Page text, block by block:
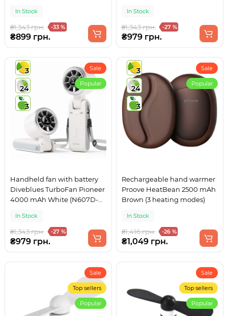
Yellow+Orange
In Stock
₴1,343 грн. -33 %
₴899 грн.
In Stock
₴1,343 грн. -27 %
₴979 грн.
3
24
3
Sale
Popular
Handheld fan with battery
Diveblues TurboFan Pioneer
4000 mAh White (N607D-
In Stock
₴1,343 грн. -27 %
₴979 грн.
3
24
3
Sale
Popular
Rechargeable hand warmer
Proove HeatBean 2500 mAh
Brown (3 heating modes)
In Stock
₴1,416 грн. -26 %
₴1,049 грн.
Sale
Top sellers
Popular
Sale
Top sellers
Popular